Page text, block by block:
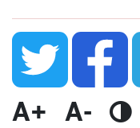
A+ A-